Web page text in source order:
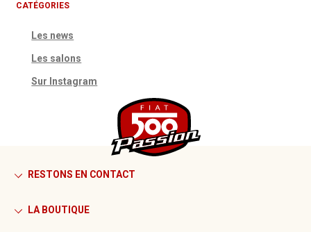
CATÉGORIES
Les news
Les salons
Sur Instagram
RESTONS EN CONTACT
LA BOUTIQUE